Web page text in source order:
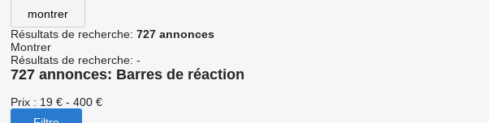
montrer
Résultats de recherche: 727 annonces
Montrer
Résultats de recherche: -
727 annonces: Barres de réaction
Prix : 19 € - 400 €